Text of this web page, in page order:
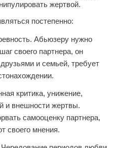
жертвой.
постепенно:
Абьюзеру нужно
своего партнера, он
и семьей, требует
критика, унижение,
и внешности жертвы.
самооценку партнера,
своего мнения.